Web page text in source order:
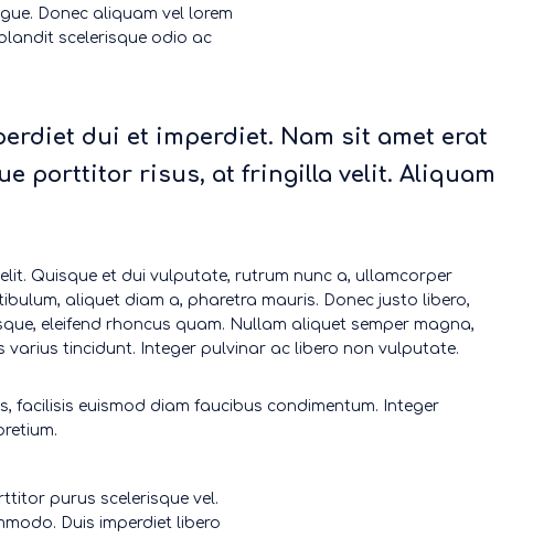
Donec aliquam vel lorem
scelerisque odio ac
dui et imperdiet. Nam sit amet erat
porttitor risus, at fringilla velit. Aliquam
Quisque et dui vulputate, rutrum nunc a, ullamcorper
aliquet diam a, pharetra mauris. Donec justo libero,
eleifend rhoncus quam. Nullam aliquet semper magna,
varius tincidunt. Integer pulvinar ac libero non vulputate.
facilisis euismod diam faucibus condimentum. Integer
purus scelerisque vel.
Duis imperdiet libero